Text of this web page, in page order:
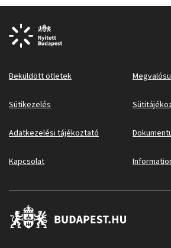
Beküldött ötletek
Sütikezelés
Adatkezelési tájékoztató
Kapcsolat